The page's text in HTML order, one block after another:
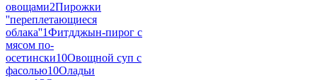
овощами2Пирожки
''переплетающиеся
облака''1Фитдджын-пирог с
мясом по-
осетински10Овощной суп с
фасолью10Оладьи